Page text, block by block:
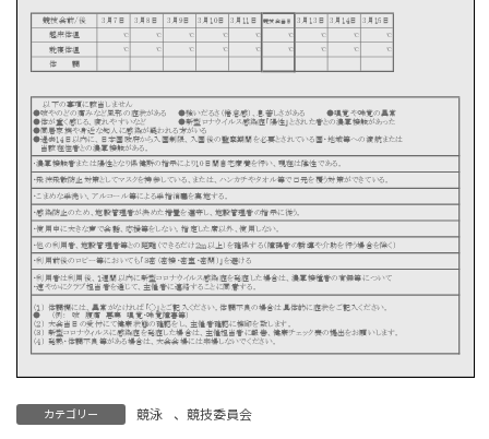
カテゴリー 競泳 、 競技委員会